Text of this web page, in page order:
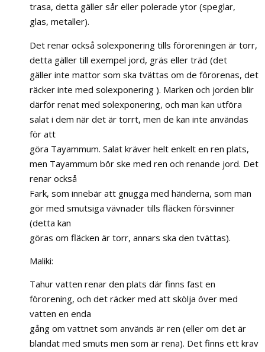
trasa, detta gäller sår eller polerade ytor (speglar,
glas, metaller).
Det renar också solexponering tills föroreningen är torr,
detta gäller till exempel jord, gräs eller träd (det
gäller inte mattor som ska tvättas om de förorenas, det
räcker inte med solexponering ). Marken och jorden blir
därför renat med solexponering, och man kan utföra
salat i dem när det är torrt, men de kan inte användas
för att
göra Tayammum. Salat kräver helt enkelt en ren plats,
men Tayammum bör ske med ren och renande jord. Det
renar också
Fark, som innebär att gnugga med händerna, som man
gör med smutsiga vävnader tills fläcken försvinner
(detta kan
göras om fläcken är torr, annars ska den tvättas).
Maliki:
Tahur vatten renar den plats där finns fast en
förorening, och det räcker med att skölja över med
vatten en enda
gång om vattnet som används är ren (eller om det är
blandat med smuts men som är rena). Det finns ett krav